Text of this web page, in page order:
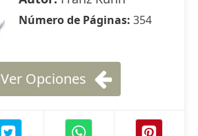
Número de Páginas: 354
Ver Opciones